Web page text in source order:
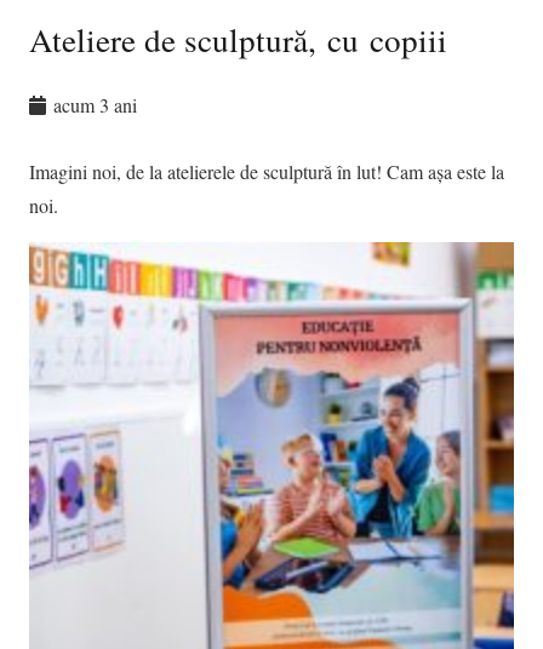
Ateliere de sculptură, cu copiii
acum 3 ani
Imagini noi, de la atelierele de sculptură în lut! Cam așa este la
noi.